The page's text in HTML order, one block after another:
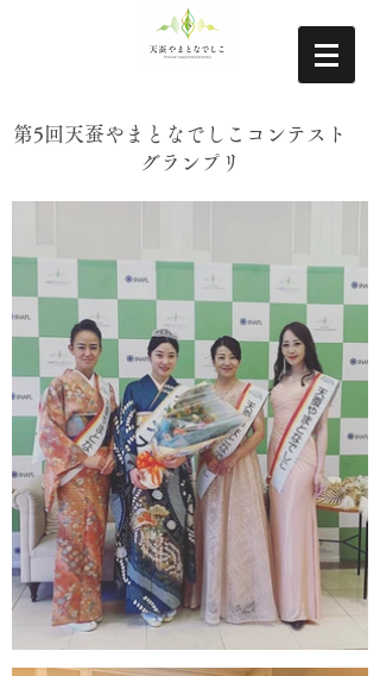
第5回天蚕やまとなでしこコンテスト
グランプリ